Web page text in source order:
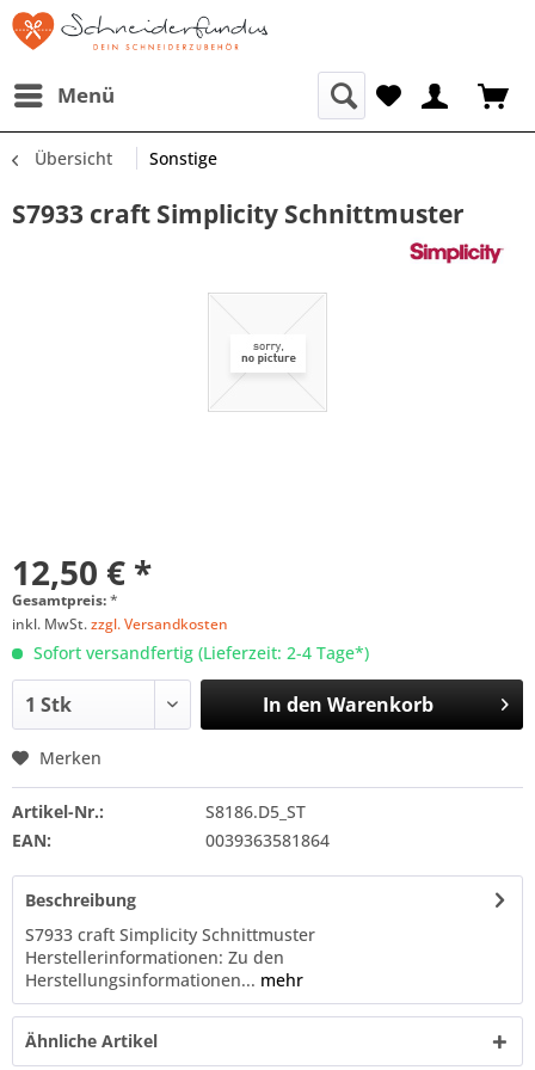
Menü
Übersicht Sonstige
S7933 craft Simplicity Schnittmuster
12,50 € *
Gesamtpreis:*
inkl. MwSt.zzgl. Versandkosten
Sofort versandfertig (Lieferzeit: 2-4 Tage*)
In den Warenkorb
Merken
Artikel-Nr.:
S8186.D5_ST
EAN:
0039363581864
Beschreibung
S7933 craft Simplicity Schnittmuster
Herstellerinformationen: Zu den
Herstellungsinformationen... mehr
Ähnliche Artikel